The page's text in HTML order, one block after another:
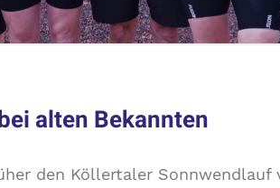
alten Bekannten
den Köllertaler Sonnwendlauf